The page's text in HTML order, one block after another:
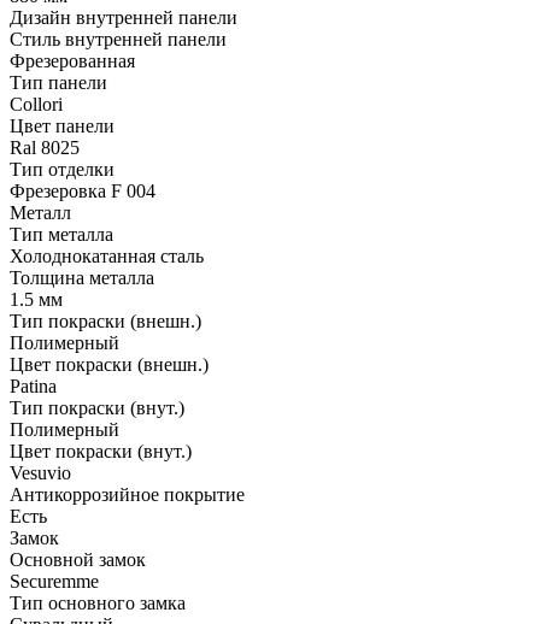
Дизайн внутренней панели
Стиль внутренней панели
Фрезерованная
Тип панели
Collori
Цвет панели
Ral 8025
Тип отделки
Фрезеровка F 004
Металл
Тип металла
Холоднокатанная сталь
Толщина металла
1.5 мм
Тип покраски (внешн.)
Полимерный
Цвет покраски (внешн.)
Patina
Тип покраски (внут.)
Полимерный
Цвет покраски (внут.)
Vesuvio
Антикоррозийное покрытие
Есть
Замок
Основной замок
Securemme
Тип основного замка